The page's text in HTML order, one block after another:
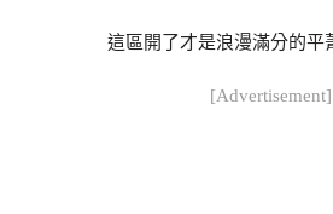
這區開了才是浪漫滿分的平
[Advertisement]